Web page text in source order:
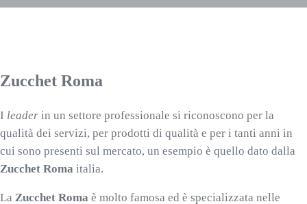
Zucchet Roma
I leader in un settore professionale si riconoscono per la
qualità dei servizi, per prodotti di qualità e per i tanti anni in
cui sono presenti sul mercato, un esempio è quello dato dalla
Zucchet Romaitalia.
LaZucchet Roma è molto famosa ed è specializzata nelle